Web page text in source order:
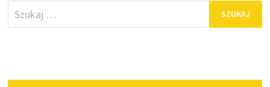
Szukaj: